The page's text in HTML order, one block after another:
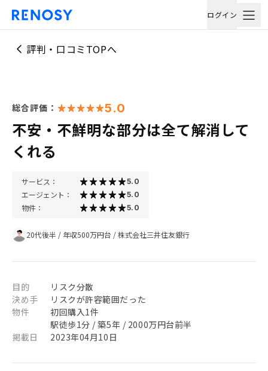
ログイン
評判・口コミTOPへ
総合評価： 5.0
不安・不鮮明な部分は全て解消して
くれる
サービス： 5.0
エージェント： 5.0
物件： 5.0
20代後半 / 年収500万円台 /株式会社三井住友銀行
目的
リスク分散
決め手
リスクが許容範囲だった
物件
初回購入1件
駅徒歩1分 / 築5年 / 2000万円台前半
掲載日
2023年04月10日